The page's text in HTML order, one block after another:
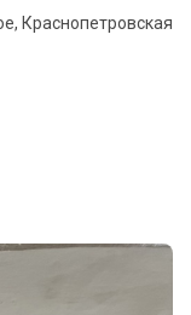
Краснопетровская